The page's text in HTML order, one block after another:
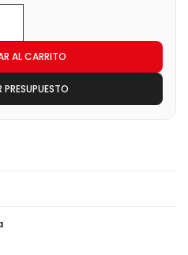
AL CARRITO